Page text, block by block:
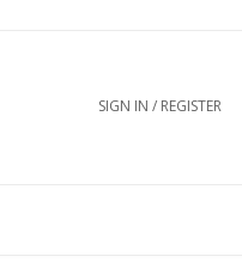
SIGN IN / REGISTER